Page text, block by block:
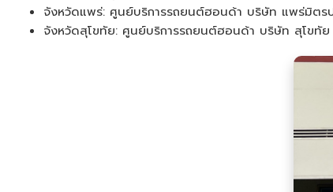
จังหวัดแพร่: ศูนย์บริการรถยนต์ฮอนด้า บริษัท แพร่มิตร
จังหวัดสุโขทัย: ศูนย์บริการรถยนต์ฮอนด้า บริษัท สุโขทั